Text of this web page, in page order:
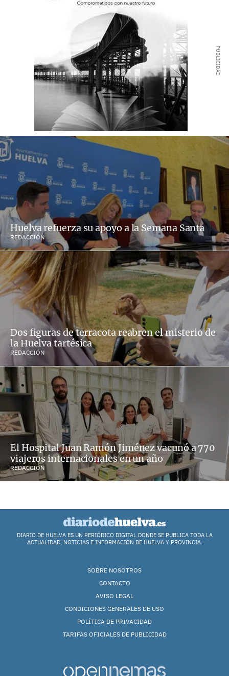
Huelva refuerza su apoyo a la Semana Santa
REDACCIÓN
Dos figuras de terracota reabren el misterio de
la Huelva tartésica
REDACCIÓN
El Hospital Juan Ramón Jiménez vacunó a 770
viajeros internacionales en un año
REDACCIÓN
DIARIO DE HUELVA ES UN PERIÓDICO DIGITAL DONDE SE PUBLICA TODA LA
ACTUALIDAD, NOTICIAS E INFORMACIÓN DE HUELVA Y PROVINCIA.
SOBRE NOSOTROS
CONTACTO
AVISO LEGAL
CONDICIONES GENERALES DE USO
POLÍTICA DE PRIVACIDAD
TARIFAS OFICIALES DE PUBLICIDAD